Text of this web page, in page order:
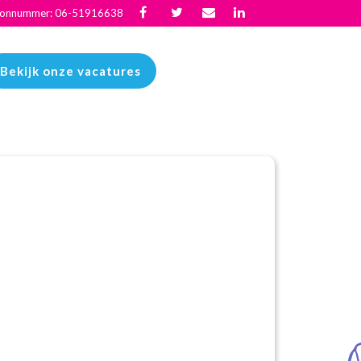
06-51916638
Bekijk onze vacatures